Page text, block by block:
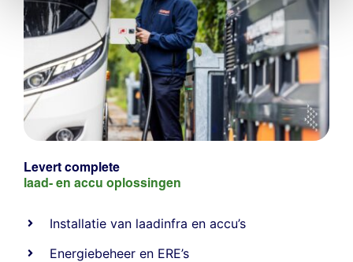
Levert complete
laad- en accu oplossingen
Installatie van laadinfra en accu’s
Energiebeheer en ERE’s